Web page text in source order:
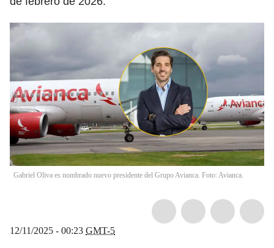
Gabriel Oliva es nombrado nuevo presidente del Grupo Avianca. Foto: Avianca.
12/11/2025 - 00:23 GMT-5